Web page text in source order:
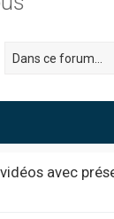
avec